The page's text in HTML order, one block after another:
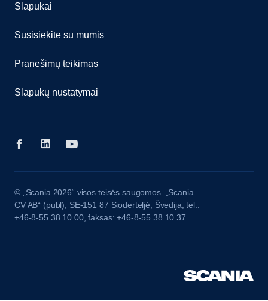
Slapukai
Susisiekite su mumis
Pranešimų teikimas
Slapukų nustatymai
© „Scania 2026“ visos teisės saugomos. „Scania
CV AB“ (publ), SE-151 87 Sioderteljė, Švedija, tel.:
+46-8-55 38 10 00, faksas: +46-8-55 38 10 37.